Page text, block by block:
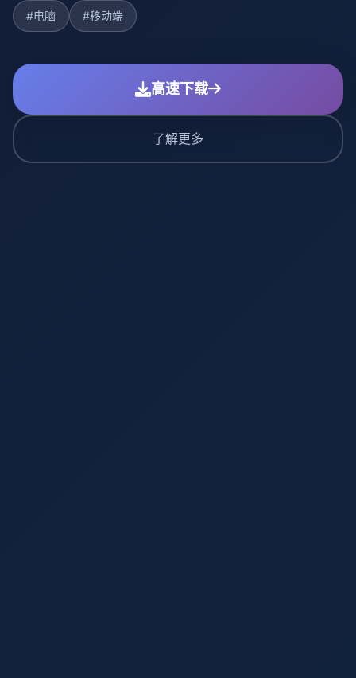
#电脑 #移动端
高速下载
了解更多